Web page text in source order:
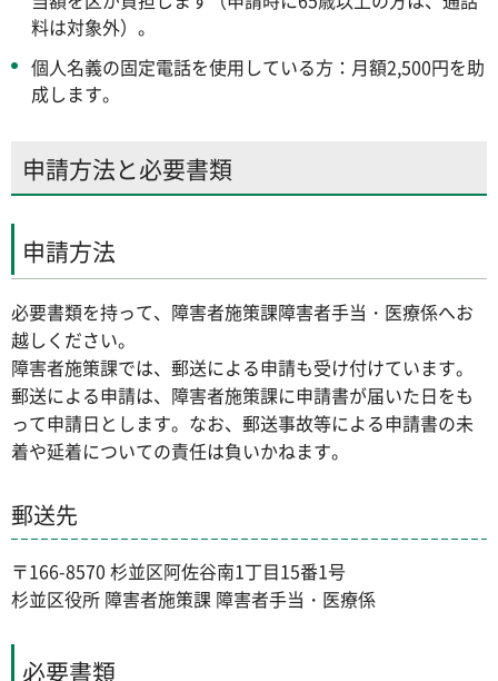
料は対象外）。
個人名義の固定電話を使用している方：月額2,500円を助
成します。
申請方法と必要書類
申請方法
必要書類を持って、障害者施策課障害者手当・医療係へお
越しください。
障害者施策課では、郵送による申請も受け付けています。
郵送による申請は、障害者施策課に申請書が届いた日をも
って申請日とします。なお、郵送事故等による申請書の未
着や延着についての責任は負いかねます。
郵送先
〒166-8570 杉並区阿佐谷南1丁目15番1号
杉並区役所 障害者施策課 障害者手当・医療係
必要書類